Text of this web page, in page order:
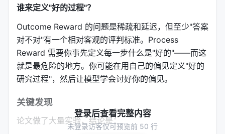
谁来定义"好的过程"？
Outcome Reward 的问题是稀疏和延迟，但至少"答案
对不对"有一个相对客观的评判标准。Process
Reward 需要你事先定义每一步什么是"好的"——而这
就是最危险的地方。你可能在用自己的偏见定义"好的
研究过程"，然后让模型学会讨好你的偏见。
关键发现
论文做了大量实验，结论是：
登录后查看完整内容
未登录访客仅可预览前 50 行